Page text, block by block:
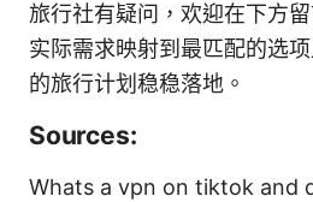
旅行社有疑问，欢迎在下方
实际需求映射到最匹配的选
的旅行计划稳稳落地。
Sources:
Whats a vpn on tiktok and